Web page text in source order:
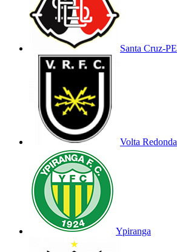
Santa Cruz-PE
Volta Redonda
Ypiranga